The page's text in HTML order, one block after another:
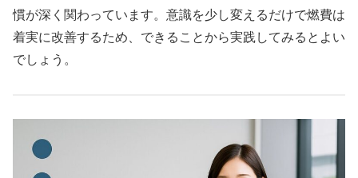
慣が深く関わっています。意識を少し変えるだけで燃費は
着実に改善するため、できることから実践してみるとよい
でしょう。